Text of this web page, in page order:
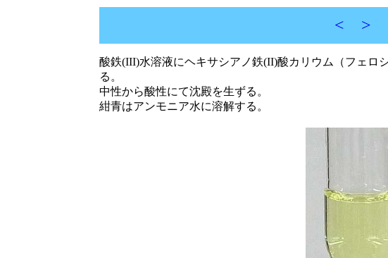
< >
酸鉄(III)水溶液にヘキサシアノ鉄(II)酸カリウム（フェロ
る。
中性から酸性にて沈殿を生ずる。
紺青はアンモニア水に溶解する。